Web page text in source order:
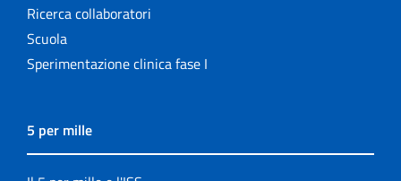
Ricerca collaboratori
Scuola
Sperimentazione clinica fase I
5 per mille